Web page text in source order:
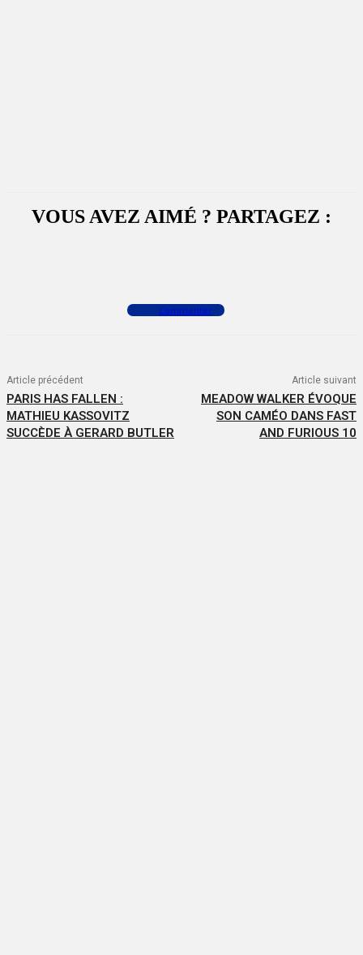
VOUS AVEZ AIMÉ ? PARTAGEZ :
Commenter
Article précédent
PARIS HAS FALLEN :
MATHIEU KASSOVITZ
SUCCÈDE À GERARD BUTLER
Article suivant
MEADOW WALKER ÉVOQUE
SON CAMÉO DANS FAST
AND FURIOUS 10